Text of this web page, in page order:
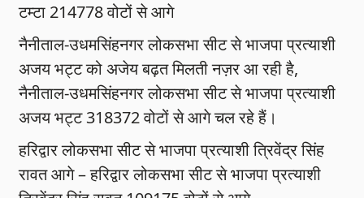
टम्टा 214778 वोटों से आगे
नैनीताल-उधमसिंहनगर लोकसभा सीट से भाजपा प्रत्याशी
अजय भट्ट को अजेय बढ़त मिलती नज़र आ रही है,
नैनीताल-उधमसिंहनगर लोकसभा सीट से भाजपा प्रत्याशी
अजय भट्ट 318372 वोटों से आगे चल रहे हैं।
हरिद्वार लोकसभा सीट से भाजपा प्रत्याशी त्रिवेंद्र सिंह
रावत आगे – हरिद्वार लोकसभा सीट से भाजपा प्रत्याशी